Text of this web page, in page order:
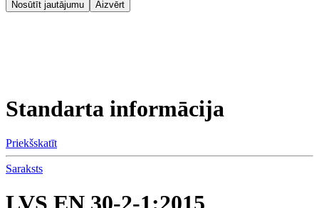
Nosūtīt jautājumu Aizvērt
Standarta informācija
Priekšskatīt
Saraksts